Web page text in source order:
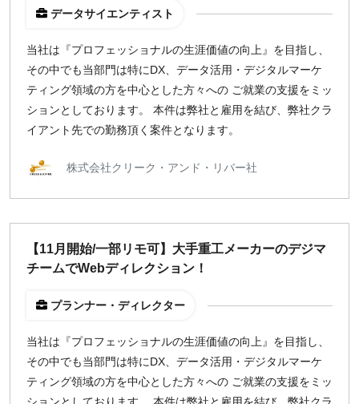
データサイエンティスト
当社は『プロフェッショナルの生涯価値の向上』を目指し、
その中でも当部門は特にDX、データ活用・デジタルマーケ
ティング領域の方を中心とした方々への ご就業の支援をミッ
ションとしております。 本件は弊社と雇用を結び、弊社クラ
イアント先での勤務頂く案件となります。
株式会社クリーク・アンド・リバー社
【11月開始/一部リモ可】大手重工メーカーのデジマ
チームでWebディレクション！
プランナー・ディレクター
当社は『プロフェッショナルの生涯価値の向上』を目指し、
その中でも当部門は特にDX、データ活用・デジタルマーケ
ティング領域の方を中心とした方々への ご就業の支援をミッ